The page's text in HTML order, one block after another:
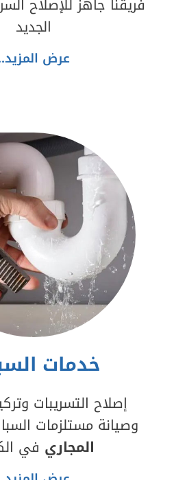
الجديد
عرض
خدمات
إصلاح التسريبات
وصيانة مستلزمات
المجاري في